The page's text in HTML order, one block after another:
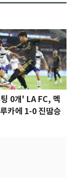
0개' LA FC, 멕
카에 1-0 진땀승